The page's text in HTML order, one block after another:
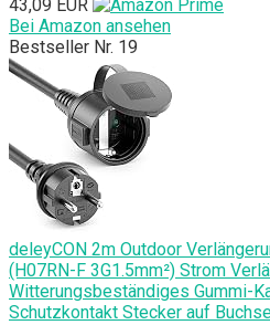
43,09 EUR
Bei Amazon ansehen
Bestseller Nr. 19
deleyCON 2m Outdoor
(H07RN-F 3G1.5mm²) Strom
Witterungsbeständiges Gummi-
Schutzkontakt Stecker auf